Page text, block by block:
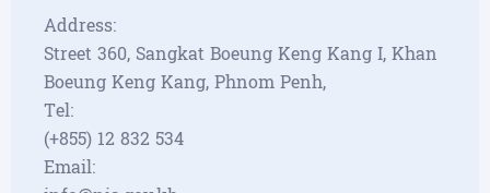
Address:
Street 360, Sangkat Boeung Keng Kang I, Khan
Boeung Keng Kang, Phnom Penh,
Tel:
(+855) 12 832 534
Email: